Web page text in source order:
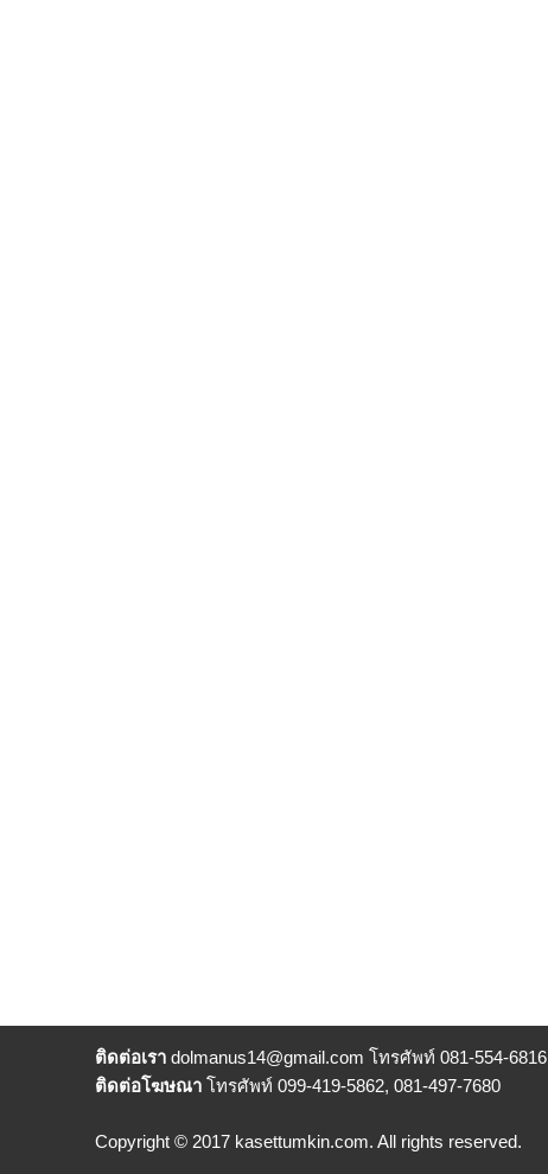
ติดต่อเรา dolmanus14@gmail.com โทรศัพท์ 081-554-6816
ติดต่อโฆษณา โทรศัพท์ 099-419-5862, 081-497-7680
Copyright © 2017 kasettumkin.com. All rights reserved.